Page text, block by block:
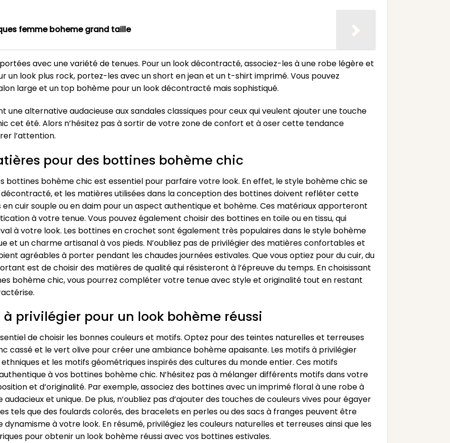
femme boheme grand taille
avec une variété de tenues. Pour un look décontracté, associez-les à une robe légère et
un look plus rock, portez-les avec un short en jean et un t-shirt imprimé. Vous pouvez
large et un top bohème pour un look décontracté mais sophistiqué.
une alternative audacieuse aux sandales classiques pour ceux qui veulent ajouter une touche
cet été. Alors n’hésitez pas à sortir de votre zone de confort et à oser cette tendance
l’attention.
pour des bottines bohème chic
bottines bohème chic est essentiel pour parfaire votre look. En effet, le style bohème chic se
et les matières utilisées dans la conception des bottines doivent refléter cette
cuir souple ou en daim pour un aspect authentique et bohème. Ces matériaux apporteront
à votre tenue. Vous pouvez également choisir des bottines en toile ou en tissu, qui
à votre look. Les bottines en crochet sont également très populaires dans le style bohème
et un charme artisanal à vos pieds. N’oubliez pas de privilégier des matières confortables et
agréables à porter pendant les chaudes journées estivales. Que vous optiez pour du cuir, du
est de choisir des matières de qualité qui résisteront à l’épreuve du temps. En choisissant
bohème chic, vous pourrez compléter votre tenue avec style et originalité tout en restant
privilégier pour un look bohème réussi
de choisir les bonnes couleurs et motifs. Optez pour des teintes naturelles et terreuses
cassé et le vert olive pour créer une ambiance bohème apaisante. Les motifs à privilégier
et les motifs géométriques inspirés des cultures du monde entier. Ces motifs
à vos bottines bohème chic. N’hésitez pas à mélanger différents motifs dans votre
et d’originalité. Par exemple, associez des bottines avec un imprimé floral à une robe à
et unique. De plus, n’oubliez pas d’ajouter des touches de couleurs vives pour égayer
tels que des foulards colorés, des bracelets en perles ou des sacs à franges peuvent être
à votre look. En résumé, privilégiez les couleurs naturelles et terreuses ainsi que les
pour obtenir un look bohème réussi avec vos bottines estivales.